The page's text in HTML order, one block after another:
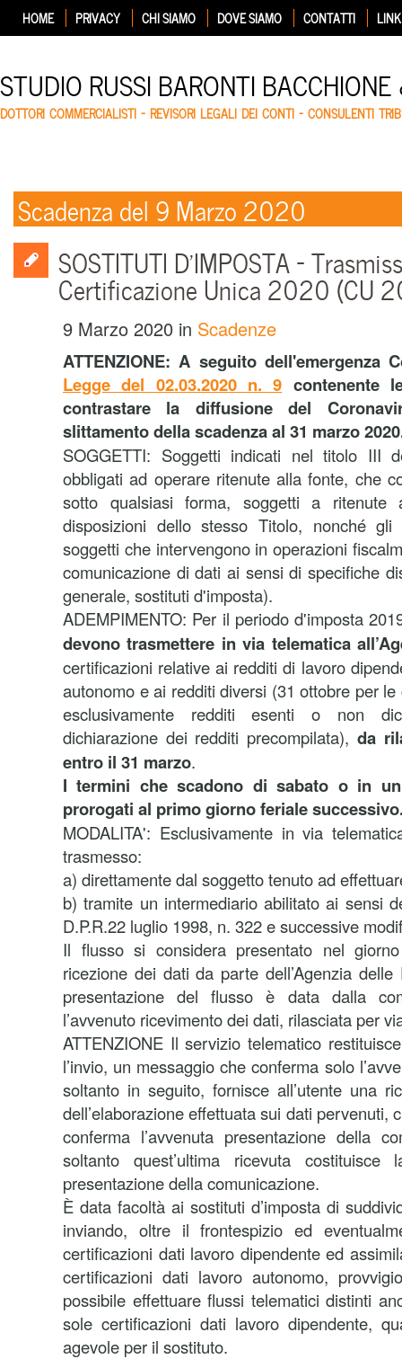
HOME PRIVACY CHI SIAMO DOVE SIAMO CONTATTI LINK
STUDIO RUSSI BARONTI
DOTTORI COMMERCIALISTI – REVISORI LEGALI DEI CONTI – CONSULENTI
Scadenza del 9 Marzo 2020
SOSTITUTI D’IMPOSTA –
Certificazione Unica 2020 (CU
9 Marzo 2020 in Scadenze
ATTENZIONE: A seguito dell'emergenza
Legge del 02.03.2020 n. 9 contenente
contrastare la diffusione del
slittamento della scadenza al 31 marzo
SOGGETTI: Soggetti indicati nel titolo III
obbligati ad operare ritenute alla fonte, che
sotto qualsiasi forma, soggetti a ritenute
disposizioni dello stesso Titolo, nonché
soggetti che intervengono in operazioni
comunicazione di dati ai sensi di specifiche
generale, sostituti d'imposta).
ADEMPIMENTO: Per il periodo d'imposta
devono trasmettere in via telematica
certificazioni relative ai redditi di lavoro
autonomo e ai redditi diversi (31 ottobre per
esclusivamente redditi esenti o non
dichiarazione dei redditi precompilata), da
entro il 31 marzo.
I termini che scadono di sabato o in
prorogati al primo giorno feriale
MODALITA': Esclusivamente in via
trasmesso:
a) direttamente dal soggetto tenuto ad
b) tramite un intermediario abilitato ai sensi
D.P.R.22 luglio 1998, n. 322 e successive
Il flusso si considera presentato nel
ricezione dei dati da parte dell’Agenzia
presentazione del flusso è data dalla
l’avvenuto ricevimento dei dati, rilasciata per
ATTENZIONE Il servizio telematico
l’invio, un messaggio che conferma solo
soltanto in seguito, fornisce all’utente una
dell’elaborazione effettuata sui dati pervenuti,
conferma l’avvenuta presentazione della
soltanto quest’ultima ricevuta costituisce
presentazione della comunicazione.
È data facoltà ai sostituti d’imposta di
inviando, oltre il frontespizio ed
certificazioni dati lavoro dipendente ed
certificazioni dati lavoro autonomo,
possibile effettuare flussi telematici distinti
sole certificazioni dati lavoro dipendente,
agevole per il sostituto.